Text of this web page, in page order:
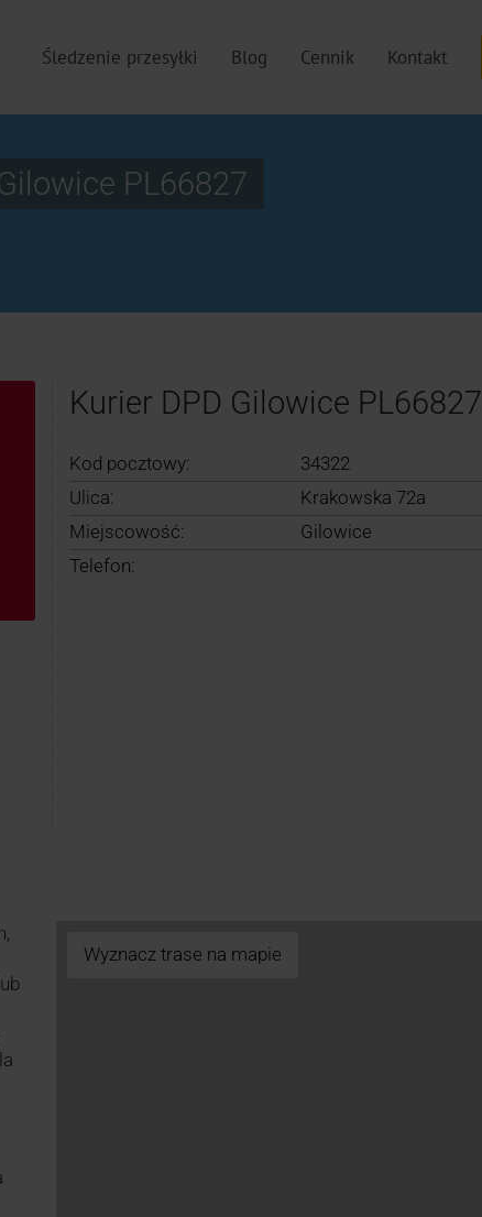
Śledzenie przesyłki Blog Cennik Kontakt
PL66827
Kurier DPD Gilowice PL66827
Kod pocztowy:
34322
Ulica:
Krakowska 72a
Miejscowość:
Gilowice
Telefon:
Wyznacz trase na mapie